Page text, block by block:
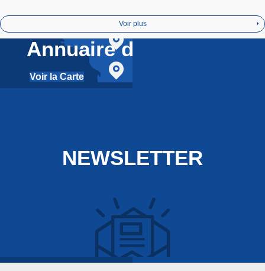
Voir plus
Annuaire des réseaux
Voir la Carte
NEWSLETTER